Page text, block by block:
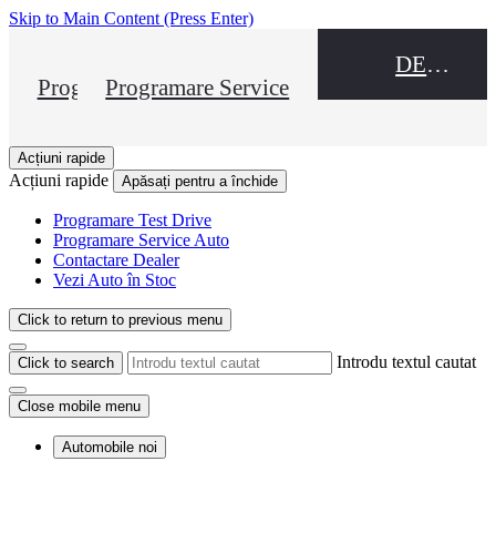
Skip to Main Content (Press Enter)
Programare Test Drive
Programare Service
DEALER NAME
Acțiuni rapide
Acțiuni rapide Apăsați pentru a închide
Programare Test Drive
Programare Service Auto
Contactare Dealer
Vezi Auto în Stoc
Click to return to previous menu
Click to search Introdu textul cautat
Close mobile menu
Automobile noi